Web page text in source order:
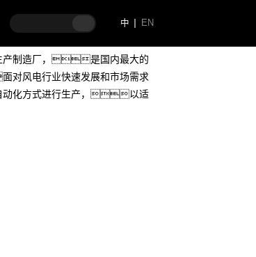
中 EN
产制造厂，是国内最大的
对风电行业快速发展和市场需求
动化方式进行生产，以适